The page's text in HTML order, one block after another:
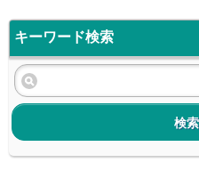
キーワード検索
検